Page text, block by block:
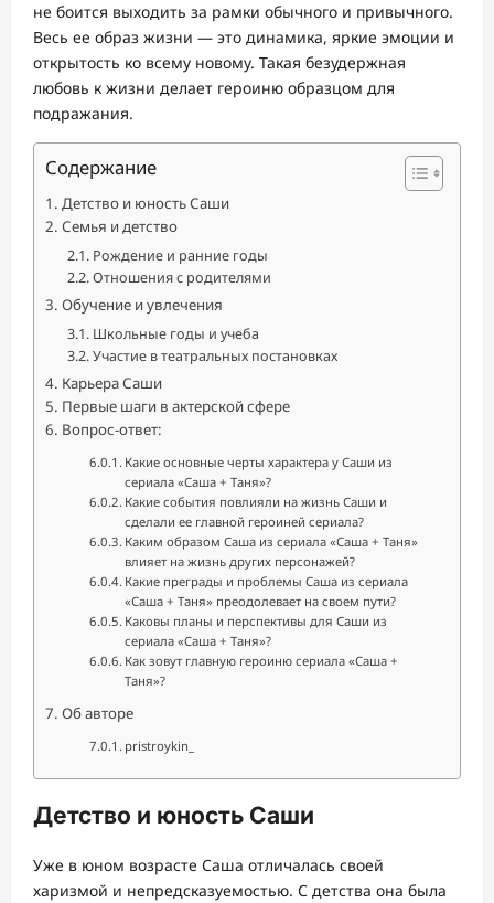
не боится выходить за рамки обычного и привычного.
Весь ее образ жизни — это динамика, яркие эмоции и
открытость ко всему новому. Такая безудержная
любовь к жизни делает героиню образцом для
подражания.
Содержание
Детство и юность Саши
Семья и детство
Рождение и ранние годы
Отношения с родителями
Обучение и увлечения
Школьные годы и учеба
Участие в театральных постановках
Карьера Саши
Первые шаги в актерской сфере
Вопрос-ответ:
Какие основные черты характера у Саши из
сериала «Саша + Таня»?
Какие события повлияли на жизнь Саши и
сделали ее главной героиней сериала?
Каким образом Саша из сериала «Саша + Таня»
влияет на жизнь других персонажей?
Какие преграды и проблемы Саша из сериала
«Саша + Таня» преодолевает на своем пути?
Каковы планы и перспективы для Саши из
сериала «Саша + Таня»?
Как зовут главную героиню сериала «Саша +
Таня»?
Об авторе
pristroykin_
Детство и юность Саши
Уже в юном возрасте Саша отличалась своей
харизмой и непредсказуемостью. С детства она была